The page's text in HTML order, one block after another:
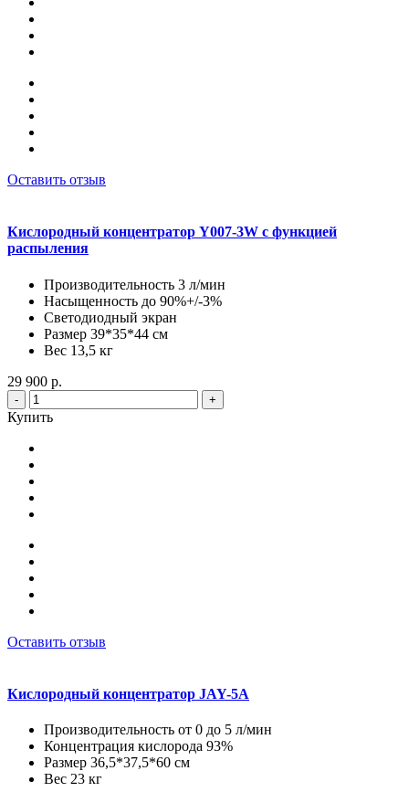
Оставить отзыв
Кислородный концентратор Y007-3W с функцией
распыления
Производительность 3 л/мин
Насыщенность до 90%+/-3%
Светодиодный экран
Размер 39*35*44 см
Вес 13,5 кг
29 900 р.
- +
Купить
Оставить отзыв
Кислородный концентратор JAY-5A
Производительность от 0 до 5 л/мин
Концентрация кислорода 93%
Размер 36,5*37,5*60 см
Вес 23 кг